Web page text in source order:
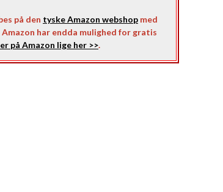
på den tyske Amazon webshop med
har endda mulighed for gratis
på Amazon lige her >>.